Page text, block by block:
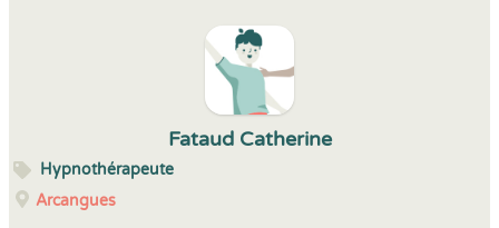
Fataud Catherine
Hypnothérapeute
Arcangues